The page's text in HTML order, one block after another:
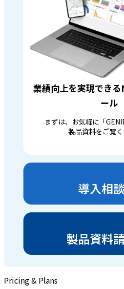
業績向上を実現でき
ール
まずは、お気軽に「
製品資料をご覧く
導入相談
製品資料
Pricing & Plans